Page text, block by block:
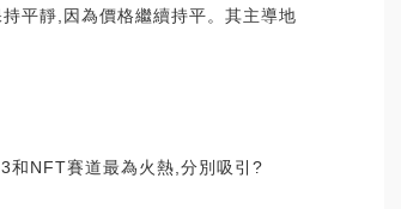
平靜,因為價格繼續持平。其主導地
和NFT賽道最為火熱,分別吸引?